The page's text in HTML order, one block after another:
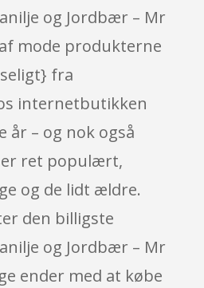
og Jordbær – Mr
mode produkterne
fra
internetbutikken
år – og nok også
ret populært,
og de lidt ældre.
den billigste
og Jordbær – Mr
ender med at købe